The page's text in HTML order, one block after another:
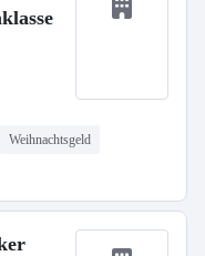
Weihnachtsgeld